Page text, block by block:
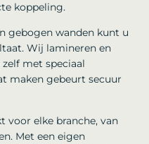
koppeling.
gebogen wanden kunt u
Wij lamineren en
met speciaal
maken gebeurt secuur
voor elke branche, van
Met een eigen